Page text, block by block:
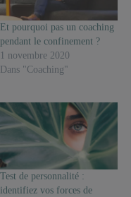
Et pourquoi pas un coaching
pendant le confinement ?
1 novembre 2020
Dans "Coaching"
Test de personnalité :
identifiez vos forces de